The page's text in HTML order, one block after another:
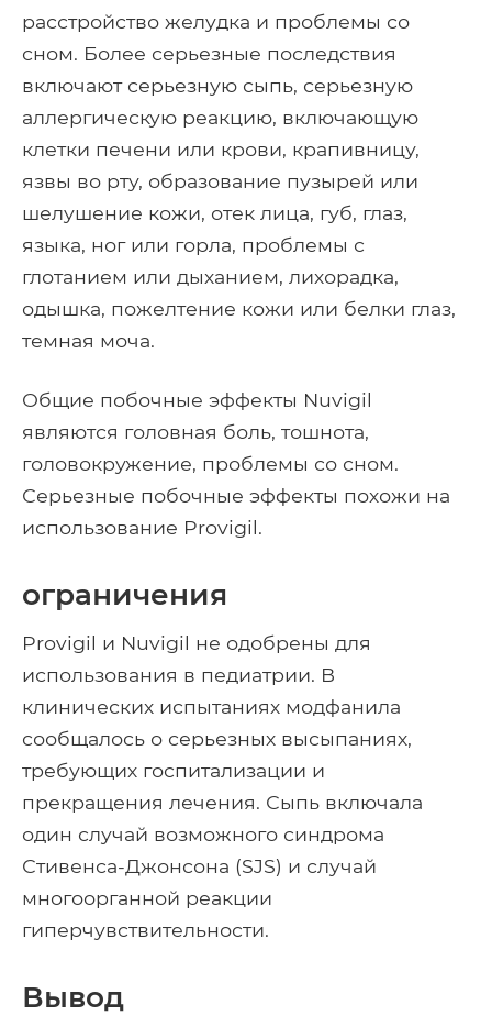
расстройство желудка и проблемы со
сном. Более серьезные последствия
включают серьезную сыпь, серьезную
аллергическую реакцию, включающую
клетки печени или крови, крапивницу,
язвы во рту, образование пузырей или
шелушение кожи, отек лица, губ, глаз,
языка, ног или горла, проблемы с
глотанием или дыханием, лихорадка,
одышка, пожелтение кожи или белки глаз,
темная моча.
Общие побочные эффекты Nuvigil
являются головная боль, тошнота,
головокружение, проблемы со сном.
Серьезные побочные эффекты похожи на
использование Provigil.
ограничения
Provigil и Nuvigil не одобрены для
использования в педиатрии. В
клинических испытаниях модфанила
сообщалось о серьезных высыпаниях,
требующих госпитализации и
прекращения лечения. Сыпь включала
один случай возможного синдрома
Стивенса-Джонсона (SJS) и случай
многоорганной реакции
гиперчувствительности.
Вывод